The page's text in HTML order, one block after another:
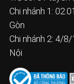
Chi nhánh 1:
Gòn
Chi nhánh 2: 4/
Nội